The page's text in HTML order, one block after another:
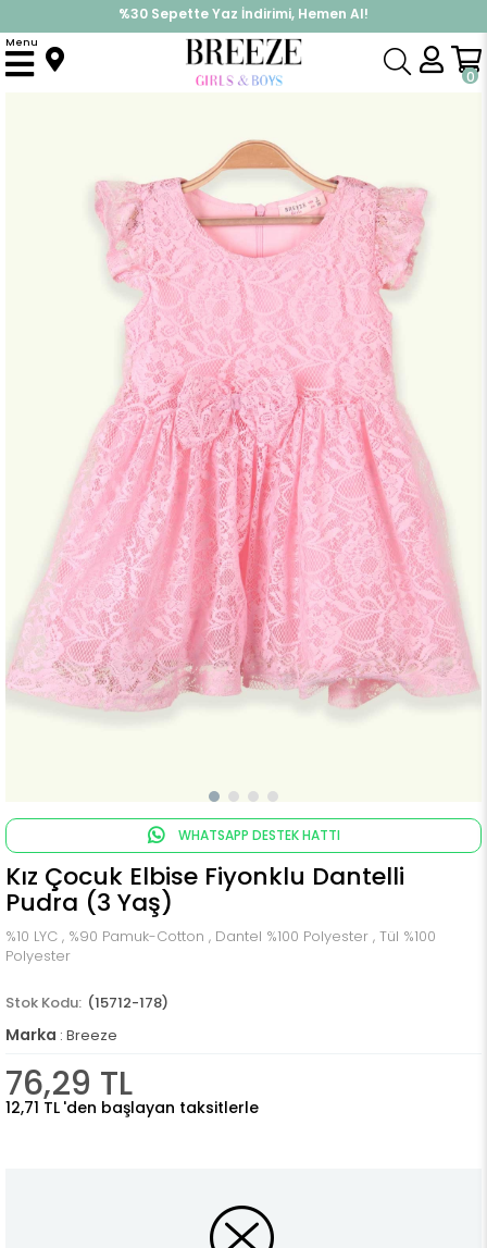
%30 Sepette Yaz İndirimi, Hemen Al!
İndirimlere ek %10 İndirimi Kap, Hemen Üye Ol!
0
Menu
Anasayfa Elbise Modelleri Yazlık Elbise Kız Çocuk Elbise Fiyonklu Dantelli Pudra (3 Yaş)
WHATSAPP DESTEK HATTI
Kız Çocuk Elbise Fiyonklu Dantelli
Pudra (3 Yaş)
%10 LYC , %90 Pamuk-Cotton , Dantel %100 Polyester , Tül %100
Polyester
(15712-178)
Marka : Breeze
76,29 TL
12,71 TL 'den başlayan taksitlerle